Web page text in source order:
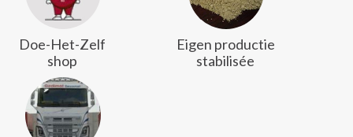
Doe-Het-Zelf
shop
Eigen productie
stabilisée